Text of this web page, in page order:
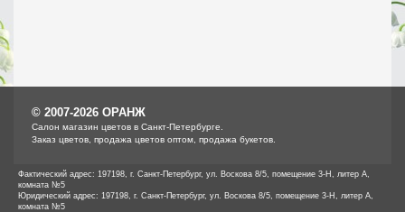
© 2007-2026 ОРАНЖ
Cалон магазин цветов в Санкт-Петербурге.
Заказ цветов, продажа цветов оптом, продажа букетов.
Фактический адрес: 197198, г. Санкт-Петербург, ул. Воскова 8/5, помещение 3-Н, литер А,
комната №5
Юридический адрес: 197198, г. Санкт-Петербург, ул. Воскова 8/5, помещение 3-Н, литер А,
комната №5